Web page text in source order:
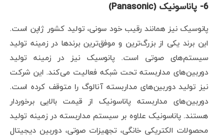
6- پاناسونیک (Panasonic)
پانوسیک نیز همانند رقیب خود سونی، تولید کشور ژاپن است.
این برند یکی از بزرگ‌ترین و موفق‌ترین برندها در زمینه تولید
سیستم‌های صوتی است. پانوسیک نیز در زمینه تولید
دوربین‌های مداربسته تحت شبکه فعالیت می‌کند. این شرکت
نیز تولید دوربین‌های مداربسته آنالوگ را متوقف کرده است.
دوربین‌های مداربسته پاناسونیک از قیمت بالایی برخوردار
هستند. پاناسونیک علاوه بر سیستم مداربسته در زمینه تولید
محصولات الکتریکی خانگی، تجهیزات صوتی، دوربین دیجیتال